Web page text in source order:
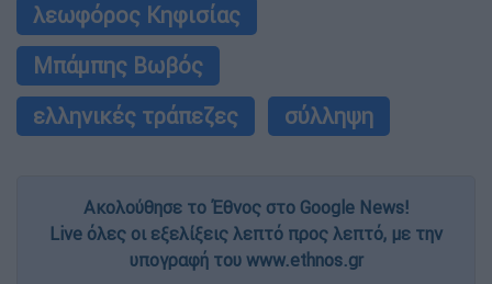
λεωφόρος Κηφισίας
Μπάμπης Βωβός
ελληνικές τράπεζες
σύλληψη
Ακολούθησε το Έθνος στο Google News!
Live όλες οι εξελίξεις λεπτό προς λεπτό, με την
υπογραφή του www.ethnos.gr